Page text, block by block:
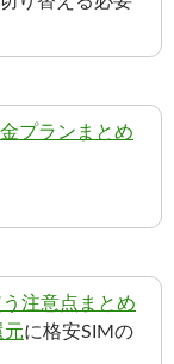
プランまとめ
注意点まとめ
元に格安SIMの